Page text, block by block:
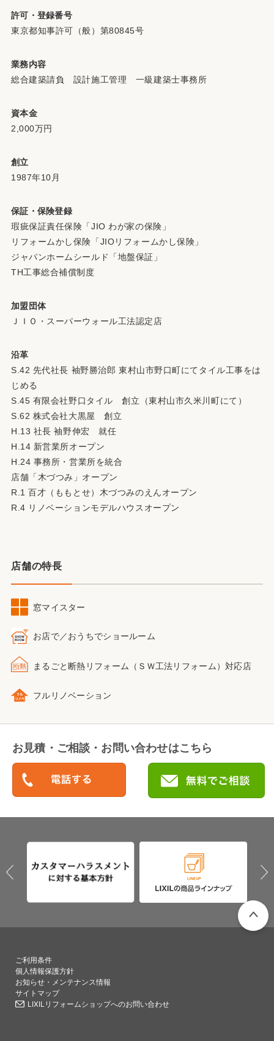
許可・登録番号
東京都知事許可（般）第80845号
業務内容
総合建築請負 設計施工管理 一級建築士事務所
資本金
2,000万円
創立
1987年10月
保証・保険登録
瑕疵保証責任保険「JIO わが家の保険」
リフォームかし保険「JIOリフォームかし保険」
ジャパンホームシールド「地盤保証」
TH工事総合補償制度
加盟団体
ＪＩＯ・スーパーウォール工法認定店
沿革
S.42 先代社長 袖野勝治郎 東村山市野口町にてタイル工事をは
じめる
S.45 有限会社野口タイル 創立（東村山市久米川町にて）
S.62 株式会社大黒屋 創立
H.13 社長 袖野伸宏 就任
H.14 新営業所オープン
H.24 事務所・営業所を統合
店舗「木づつみ」オープン
R.1 百才（ももとせ）木づつみのえんオープン
R.4 リノベーションモデルハウスオープン
店舗の特長
窓マイスター
お店で／おうちでショールーム
まるごと断熱リフォーム （ＳＷ工法リフォーム）対応店
フルリノベーション
お見積・ご相談・お問い合わせはこちら
ご利用条件
個人情報保護方針
お知らせ・メンテナンス情報
サイトマップ
LIXILリフォームショップへのお問い合わせ